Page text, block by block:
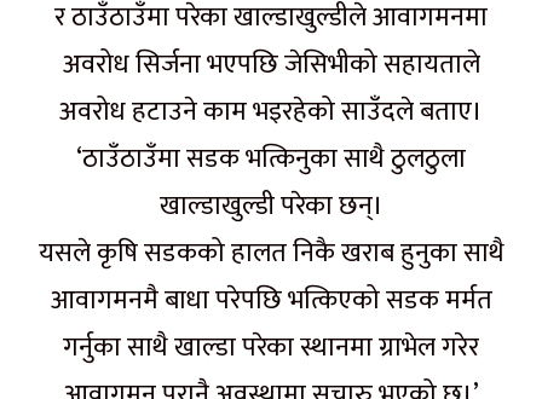
र ठाउँठाउँमा परेका खाल्डाखुल्डीले आवागमनमा
अवरोध सिर्जना भएपछि जेसिभीको सहायताले
अवरोध हटाउने काम भइरहेको साउँदले बताए।
‘ठाउँठाउँमा सडक भत्किनुका साथै ठुलठुला
खाल्डाखुल्डी परेका छन्।
यसले कृषि सडकको हालत निकै खराब हुनुका साथै
आवागमनमै बाधा परेपछि भत्किएको सडक मर्मत
गर्नुका साथै खाल्डा परेका स्थानमा ग्राभेल गरेर